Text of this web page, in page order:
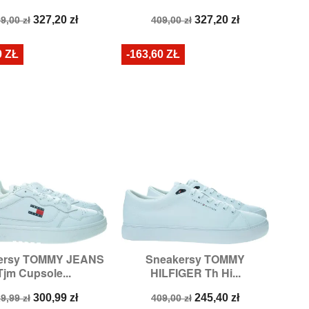
zł Cena
327,20 zł
Cena
409,00 zł Cena
327,20 zł
TOMMY JEANS
Cupsole...
zł Cena
300,99 zł
Szybki podgląd
41, 43,
ZŁ
Sneakersy TOMMY
HILFIGER Th Hi...
Cena
409,00 zł Cena
245,40 zł
Szybki podgląd
Rozmiary:44,45,46
-163,60 ZŁ